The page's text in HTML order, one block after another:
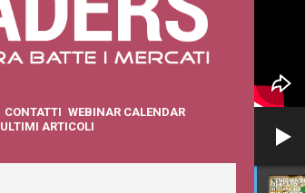
CONTATTI WEBINAR CALENDAR
ULTIMI ARTICOLI